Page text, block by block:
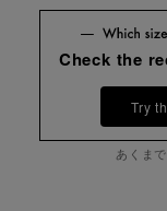
Check the
Try
あくま